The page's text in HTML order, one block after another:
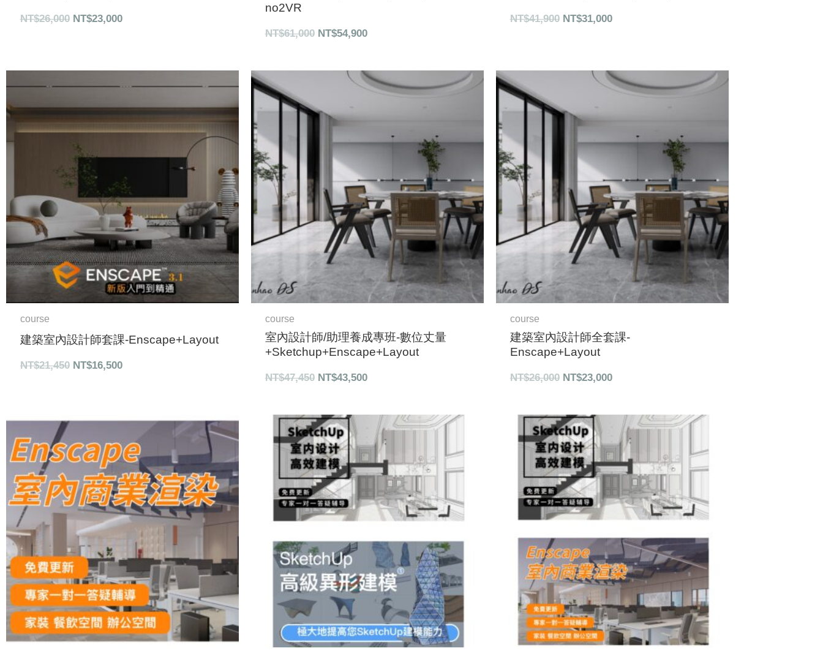
NT$26,000 NT$23,000
no2VR
NT$61,000 NT$54,900
NT$41,900 NT$31,000
course
建築室內設計師套課-Enscape+Layout
NT$21,450
始
格：
NT$21,450。
NT$16,500
前
格：
NT$16,500。
course
室內設計師/助理養成專班-數位丈量
+Sketchup+Enscape+Layout
NT$47,450
格：
NT$47,450。
NT$43,500
目
前
course
建築室內設計師全套課-
Enscape+Layout
NT$26,000
格：
NT$26,000。
NT$23,000
目
前
原
價
格：
NT$28,000。
目
價
格：
NT$25,000。
原
始
價
格：
NT$28,000。
前
價
格：
NT$25,000。
原
始
價
格：
NT$28,000。
前
價
格：
NT$25,000。